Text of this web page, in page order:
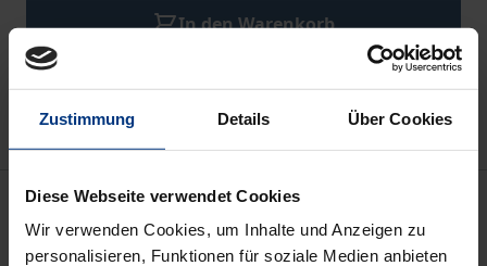
Zustimmung Details Über Cookies
Diese Webseite verwendet Cookies
Wir verwenden Cookies, um Inhalte und Anzeigen zu
personalisieren, Funktionen für soziale Medien anbieten
In den Warenkorb
Zur Wunschliste hinzufügen
Hinweise zu Versandkosten
Beschreibung